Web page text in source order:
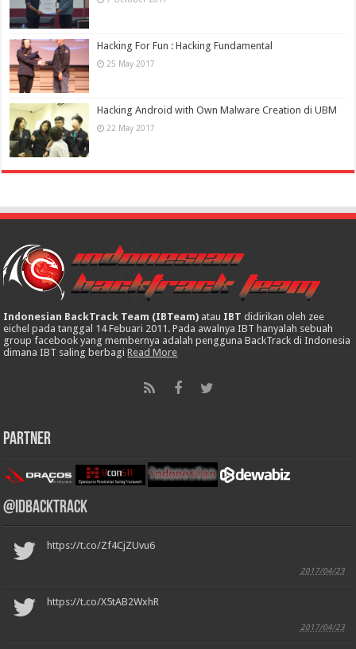
Hacking For Fun : Hacking Fundamental
25 May 2017
Hacking Android with Own Malware Creation di UBM
22 May 2017
Indonesian BackTrack Team (IBTeam) atau IBT didirikan oleh zee
eichel pada tanggal 14 Febuari 2011. Pada awalnya IBT hanyalah sebuah
group facebook yang membernya adalah pengguna BackTrack di Indonesia
dimana IBT saling berbagiRead More
Partner
@IDBackTrack
https://t.co/Zf4CjZUvu6
2017/04/23
https://t.co/X5tAB2WxhR
2017/04/23